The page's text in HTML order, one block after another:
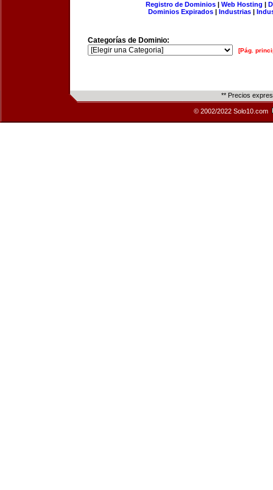
Registro de Dominios| Web Hosting |
Dominios Expirados | Industrias |
Categorías de Dominio:
[Pág.
** Precios
© 2002/2022 Solo10.com